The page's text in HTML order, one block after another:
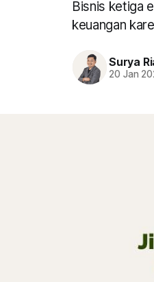
Bisnis ketiga
keuangan
Surya
20 Jan